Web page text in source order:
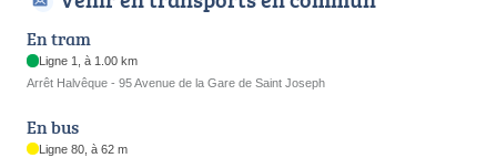
En tram
Ligne 1, à 1.00 km
Arrêt Halvêque - 95 Avenue de la Gare de Saint Joseph
En bus
Ligne 80, à 62 m